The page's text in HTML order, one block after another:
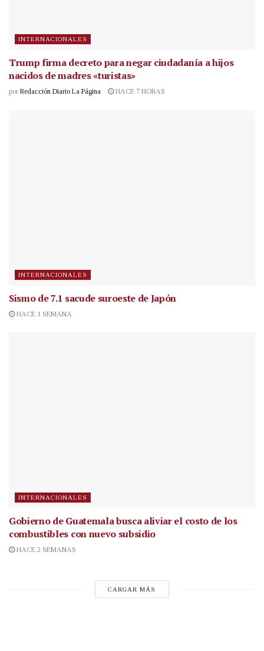
INTERNACIONALES
Trump firma decreto para negar ciudadanía a hijos
nacidos de madres «turistas»
por Redacción Diario La Página HACE 7 HORAS
INTERNACIONALES
Sismo de 7.1 sacude suroeste de Japón
HACE 1 SEMANA
INTERNACIONALES
Gobierno de Guatemala busca aliviar el costo de los
combustibles con nuevo subsidio
HACE 2 SEMANAS
CARGAR MÁS